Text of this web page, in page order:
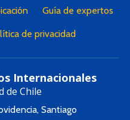
Guía de expertos
de privacidad
Internacionales
de Chile
Santiago